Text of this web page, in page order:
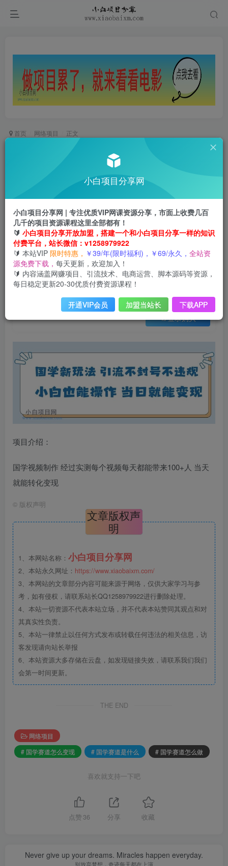
首页 网络项目 正文
国学新玩法，引流不封号不违规小白也能操作，当
1年前更新
关注
0 988 36
此内容为会员免费，请付费后查看
云币3 限时特惠
云币 99
年VIP免费 终身VIP会员免费
登录购买
会员免费 已售 28
项目介绍：
国学视频制作 经过实测每个视频每天都能带来100+人 当天
就能转化变现
© 版权声明
文章版权声
明
1、本网站名称： 小白项目分享网
2、本站永久网址： https://www.xiaobaixm.com/
3、本网站的文章部分内容可能来源于网络，仅供大家学习与参
考，如有侵权，请联系站长QQ1258979922进行删除处理。
4、本站一切资源不代表本站立场，并不代表本站赞同其观点和对
其真实性负责。
5、本站一律禁止以任何方式发布或转载任何违法的相关信息，访
客发现请向站长举报
6、本站资源大多存储在云盘，如发现链接失效，请联系我们我们
会第一时间更新。
THE END
网络项目
# 国学赛道怎么变现
# 国学赛道是什么 # 国学赛道怎么做
喜欢就支持一下吧
点赞 36 分享 收藏
Never give up your dreams. Miracles happen everyday.
别放弃梦想，奇迹每天都在上演
小白项目分享网
小白项目分享网 | 专注优质VIP网课资源分享，市面上收费几百
几千的项目资源课程这里全部都有！
🔰 小白项目分享开放加盟，搭建一个和小白项目分享一样的知识
付费平台，站长微信：v1258979922
🔰 本站VIP 限时特惠， ￥39/年(限时福利)，￥69/永久， 全站资
源免费下载， 每天更新，欢迎加入！
🔰 内容涵盖网赚项目、引流技术、电商运营、脚本源码等资源，
每日稳定更新20-30优质付费资源课程！
开通VIP会员 加盟当站长 下载APP